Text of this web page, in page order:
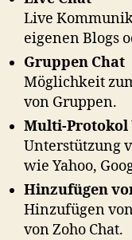
Live
eigenen Blogs
Gruppen Chat
Möglichkeit
von Gruppen.
Multi-Protokol
Unterstützung
wie Yahoo,
Hinzufügen
Hinzufügen
von Zoho Chat.